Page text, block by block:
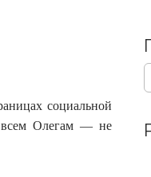
социальной
всем Олегам — не
S
e
c